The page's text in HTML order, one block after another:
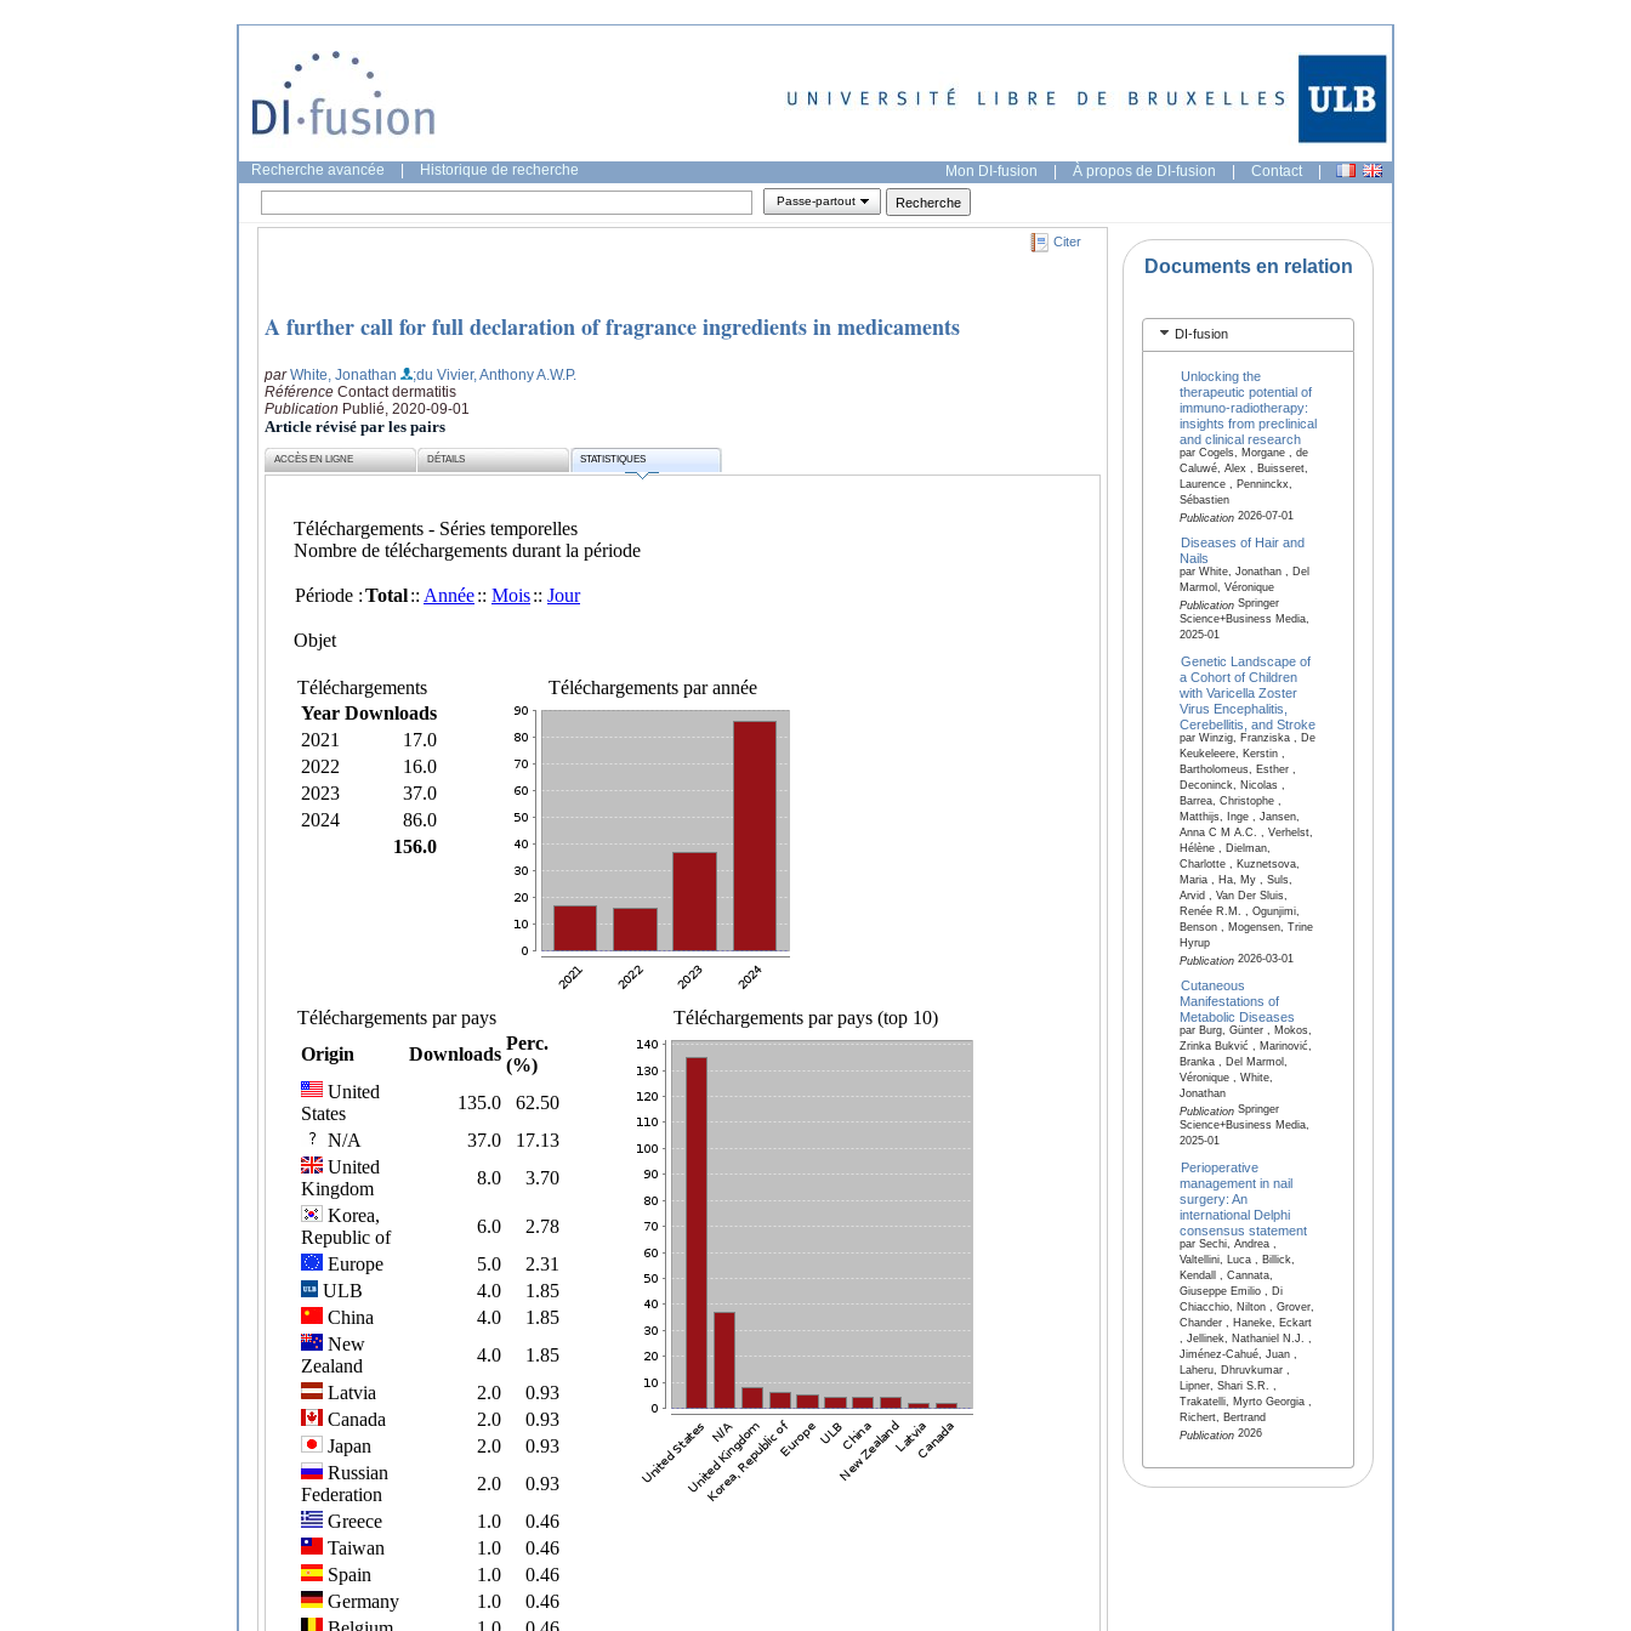
Recherche avancée Historique de recherche Mon DI-fusion | À propos de DI-fusion | Contact |
Passe-partout
Citer
A further call for full declaration of fragrance ingredients in medicaments
parWhite, Jonathan
;du Vivier, Anthony A.W.P.
Référence Contact dermatitis
Publication Publié, 2020-09-01
Article révisé par les pairs
ACCÈS EN LIGNE DÉTAILS STATISTIQUES
Documents en relation
DI-fusion
Unlocking the
therapeutic potential of
immuno-radiotherapy:
insights from preclinical
and clinical research
par Cogels, Morgane , de
Caluwé, Alex , Buisseret,
Laurence , Penninckx,
Sébastien
Publication2026-07-01
Diseases of Hair and
Nails
par White, Jonathan , Del
Marmol, Véronique
PublicationSpringer
Science+Business Media,
2025-01
Genetic Landscape of
a Cohort of Children
with Varicella Zoster
Virus Encephalitis,
Cerebellitis, and Stroke
par Winzig, Franziska , De
Keukeleere, Kerstin ,
Bartholomeus, Esther ,
Deconinck, Nicolas ,
Barrea, Christophe ,
Matthijs, Inge , Jansen,
Anna C M A.C. , Verhelst,
Hélène , Dielman,
Charlotte , Kuznetsova,
Maria , Ha, My , Suls,
Arvid , Van Der Sluis,
Renée R.M. , Ogunjimi,
Benson , Mogensen, Trine
Hyrup
Publication2026-03-01
Cutaneous
Manifestations of
Metabolic Diseases
par Burg, Günter , Mokos,
Zrinka Bukvić , Marinović,
Branka , Del Marmol,
Véronique , White,
Jonathan
PublicationSpringer
Science+Business Media,
2025-01
Perioperative
management in nail
surgery: An
international Delphi
consensus statement
par Sechi, Andrea ,
Valtellini, Luca , Billick,
Kendall , Cannata,
Giuseppe Emilio , Di
Chiacchio, Nilton , Grover,
Chander , Haneke, Eckart
, Jellinek, Nathaniel N.J. ,
Jiménez-Cahué, Juan ,
Laheru, Dhruvkumar ,
Lipner, Shari S.R. ,
Trakatelli, Myrto Georgia ,
Richert, Bertrand
Publication2026